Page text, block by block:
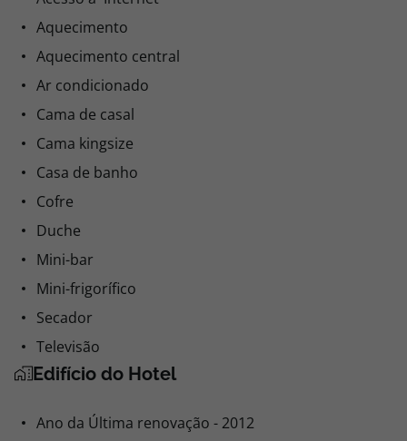
Aquecimento
Aquecimento central
Ar condicionado
Cama de casal
Cama kingsize
Casa de banho
Cofre
Duche
Mini-bar
Mini-frigorífico
Secador
Televisão
Edifício do Hotel
Ano da Última renovação - 2012